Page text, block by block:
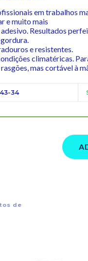
em trabalhos
e muito mais
Resultados
e resistentes.
climatéricas.
mas cortável à
34
de